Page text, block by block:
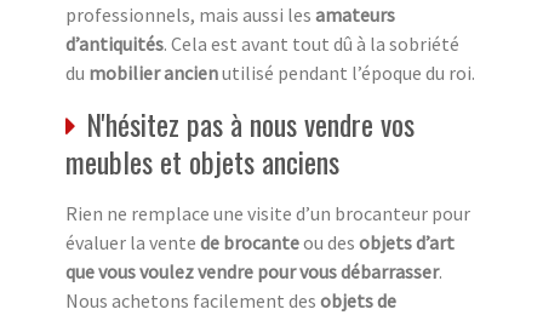
professionnels, mais aussi les amateurs
d’antiquités. Cela est avant tout dû à la sobriété
du mobilier ancienutilisé pendant l’époque du roi.
N'hésitez pas à nous vendre vos
meubles et objets anciens
Rien ne remplace une visite d’un brocanteur pour
évaluer la vente de brocanteou des objets d’art
que vous voulez vendre pour vous débarrasser.
Nous achetons facilement des objets de